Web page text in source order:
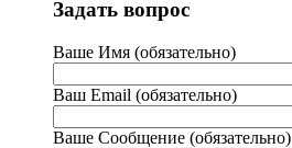
Задать вопрос
Ваше Имя (обязательно)
Ваш Email (обязательно)
Ваше Сообщение (обязательно)